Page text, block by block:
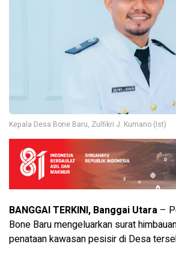
Kepala Desa Bone Baru, Zulfikri J. Kumano (Ist)
BANGGAI TERKINI, Banggai Utara –
Bone Baru mengeluarkan surat
penataan kawasan pesisir di Desa